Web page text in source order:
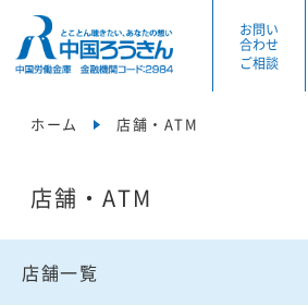
お問い
合わせ
ご相談
ホーム 店舗・ATM
店舗・ATM
店舗一覧